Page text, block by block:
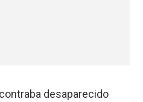
desaparecido